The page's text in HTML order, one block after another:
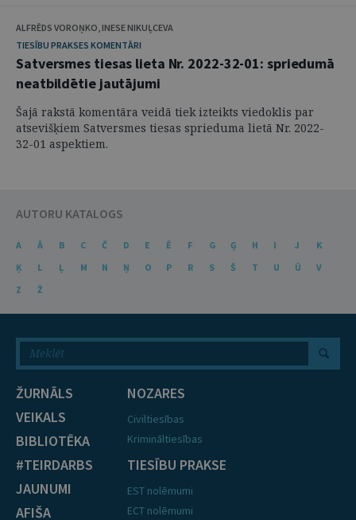
ALFRĒDS VOROŅKO, INESE NIKUĻCEVA
TIESĪBU PRAKSES KOMENTĀRI
Satversmes tiesas lieta Nr. 2022-32-01: spriedumā
neatbildētie jautājumi
Šajā rakstā komentāra veidā tiek izteikts viedoklis par
atsevišķiem Satversmes tiesas sprieduma lietā Nr. 2022-
32-01 aspektiem.
AUTORU KATALOGS
A Ā B C Č D E Ē F G Ģ H I J
K
Ķ
L Ļ M N Ņ O P R S Š T U Ū
V
Z
Ž
ŽURNĀLS
VEIKALS
BIBLIOTĒKA
#TEIRDARBS
JAUNUMI
AFIŠA
NOZARES
Civiltiesības
Krimināltiesības
TIESĪBU PRAKSE
EST nolēmumi
ECT nolēmumi